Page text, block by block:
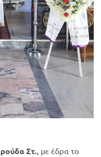
Στ. , με έδρα το